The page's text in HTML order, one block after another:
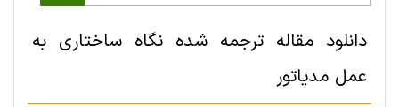
دانلود مقاله ترجمه شده نگاه ساختاری به
عمل مدیاتور